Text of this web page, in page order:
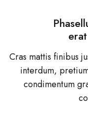
Cras mattis finibus
interdum,
condimentum